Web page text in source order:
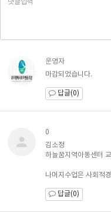
운영자
마감되었습니다.
답글(0)
0
김소정
하늘꿈지역아동센터
나머지수업은 사회적
답글(0)